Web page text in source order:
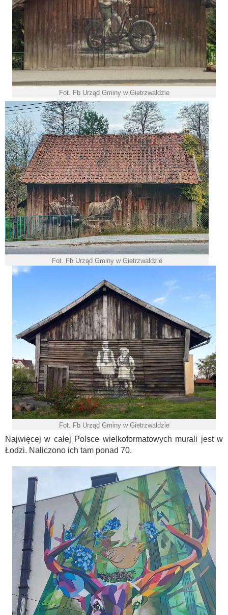
Fot. Fb Urząd Gminy w Gietrzwałdzie
Fot. Fb Urząd Gminy w Gietrzwałdzie
Fot. Fb Urząd Gminy w Gietrzwałdzie
Najwięcej w całej Polsce wielkoformatowych murali jest w
Łodzi. Naliczono ich tam ponad 70.